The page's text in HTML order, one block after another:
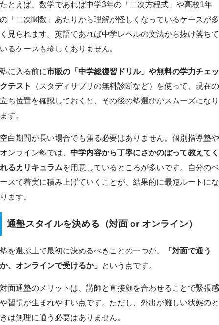
たとえば、数学であれば中学3年の「二次方程式」や高校1年
の「二次関数」あたりから理解が怪しくなっているケースが多
く見られます。英語であれば中学レベルの文法から抜け落ちて
いるケースも珍しくありません。
塾に入る前に市販の「中学総復習ドリル」や無料の学力チェッ
クテスト
（スタディサプリの無料診断など）を使って、現在の
立ち位置を確認しておくと、その後の塾選びがスムーズになり
ます。
空白期間が長い場合でも焦る必要はありません。個別指導塾や
オンライン塾では、 中学内容から丁寧にさかのぼって教えてく
れるカリキュラムを用意しているところが多いです。自分のペ
ースで着実に積み上げていくことが、結果的に最短ルートにな
ります。
通塾スタイルを決める（対面 or オンライン）
塾を選ぶ上で最初に決めるべきことの一つが、
「対面で通う
か、オンラインで受けるか」 という点です。
対面通塾のメリットは、講師と直接顔を合わせることで緊張感
や習慣が生まれやすい点です。ただし、外出が難しい状態のと
きは無理に通う必要はありません。